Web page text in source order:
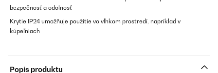
bezpečnosť a odolnosť
Krytie IP24 umožňuje použitie vo vlhkom prostredí, napríklad v
kúpeľniach
Popis produktu